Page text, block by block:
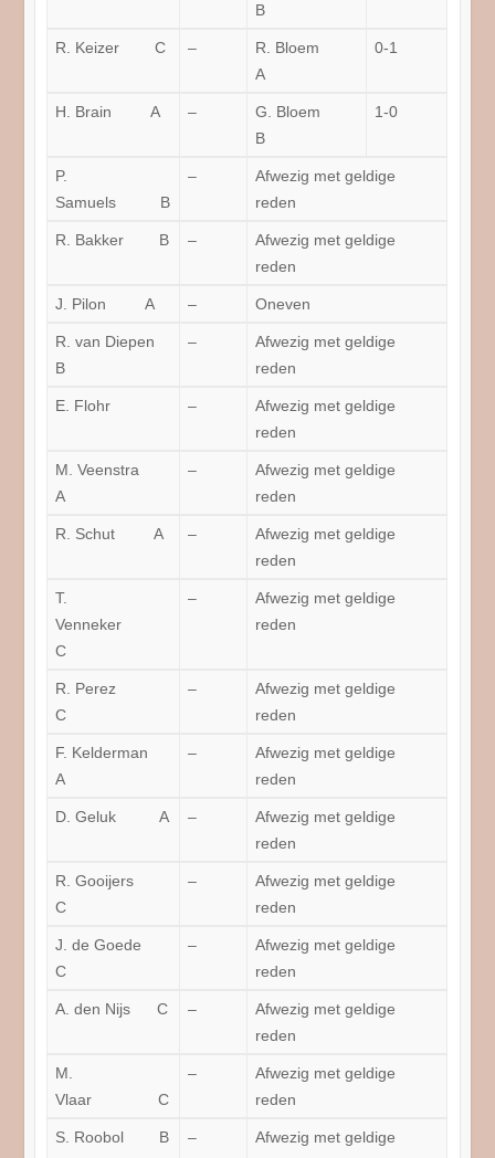
B
R. Keizer C –
R. Bloem
A
0-1
H. Brain A –
G. Bloem
B
1-0
P.
Samuels B
–
Afwezig met geldige
reden
R. Bakker B –
Afwezig met geldige
reden
J. Pilon A – Oneven
R. van Diepen
B
–
Afwezig met geldige
reden
E. Flohr –
Afwezig met geldige
reden
M. Veenstra
A
–
Afwezig met geldige
reden
R. Schut A –
Afwezig met geldige
reden
T.
Venneker
C
–
Afwezig met geldige
reden
R. Perez
C
–
Afwezig met geldige
reden
F. Kelderman
A
–
Afwezig met geldige
reden
D. Geluk A –
Afwezig met geldige
reden
R. Gooijers
C
–
Afwezig met geldige
reden
J. de Goede
C
–
Afwezig met geldige
reden
A. den Nijs C –
Afwezig met geldige
reden
M.
Vlaar C
–
Afwezig met geldige
reden
S. Roobol B –
Afwezig met geldige